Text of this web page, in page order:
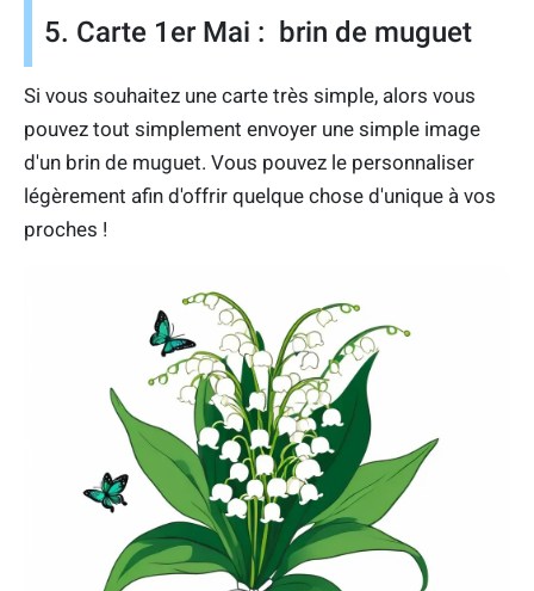
5. Carte 1er Mai : brin de muguet
Si vous souhaitez une carte très simple, alors vous
pouvez tout simplement envoyer une simple image
d'un brin de muguet. Vous pouvez le personnaliser
légèrement afin d'offrir quelque chose d'unique à vos
proches !